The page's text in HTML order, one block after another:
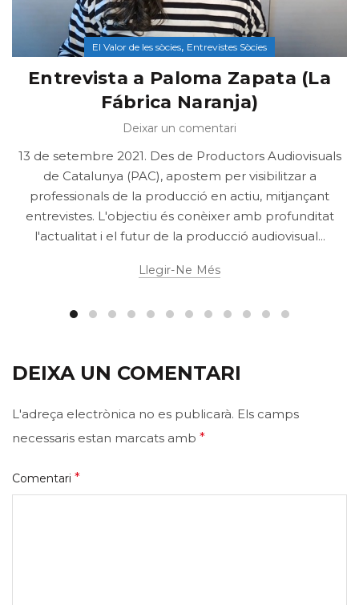
El Valor de les sòcies, Entrevistes Sòcies
Entrevista a Paloma Zapata (La
Fábrica Naranja)
Deixar un comentari
13 de setembre 2021. Des de Productors Audiovisuals
de Catalunya (PAC), apostem per visibilitzar a
professionals de la producció en actiu, mitjançant
entrevistes. L'objectiu és conèixer amb profunditat
l'actualitat i el futur de la producció audiovisual...
Llegir-Ne Més
DEIXA UN COMENTARI
L'adreça electrònica no es publicarà. Els camps
necessaris estan marcats amb *
Comentari *